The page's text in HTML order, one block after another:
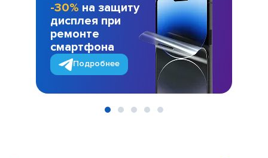
-30% на защиту
дисплея при
ремонте
смартфона
Подробнее